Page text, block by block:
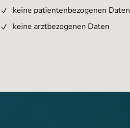
keine patientenbezogenen Daten
keine arztbezogenen Daten